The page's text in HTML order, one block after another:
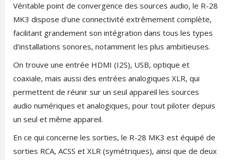
Véritable point de convergence des sources audio, le R-28
MK3 dispose d'une connectivité extrêmement complète,
facilitant grandement son intégration dans tous les types
d'installations sonores, notamment les plus ambitieuses.
On trouve une entrée HDMI (I2S), USB, optique et
coaxiale, mais aussi des entrées analogiques XLR, qui
permettent de réunir sur un seul appareil les sources
audio numériques et analogiques, pour tout piloter depuis
un seul et même appareil.
En ce qui concerne les sorties, le R-28 MK3 est équipé de
sorties RCA, ACSS et XLR (symétriques), ainsi que de deux